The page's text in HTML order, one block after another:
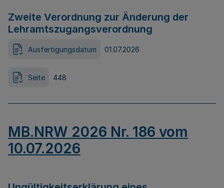
Zweite Verordnung zur Änderung der
Lehramtszugangsverordnung
Ausfertigungsdatum 01.07.2026
Seite 448
MB.NRW 2026 Nr. 186 vom
10.07.2026